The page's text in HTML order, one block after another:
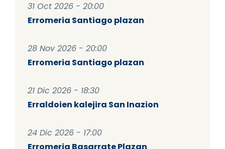
31 Oct 2026 - 20:00
Erromeria Santiago plazan
28 Nov 2026 - 20:00
Erromeria Santiago plazan
21 Dic 2026 - 18:30
Erraldoien kalejira San Inazion
24 Dic 2026 - 17:00